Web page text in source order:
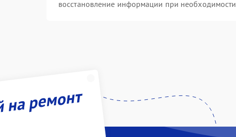
восстановление информации при необходимости
ремонт